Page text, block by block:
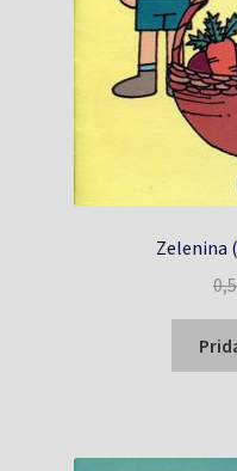
Zelenina